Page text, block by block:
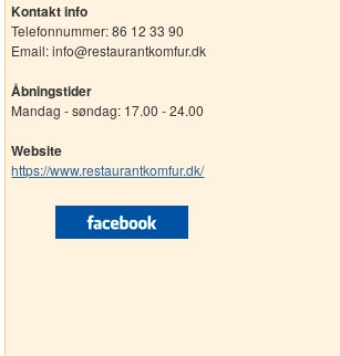
Kontakt info
Telefonnummer: 86 12 33 90
Email: info@restaurantkomfur.dk
Åbningstider
Mandag - søndag: 17.00 - 24.00
Website
https://www.restaurantkomfur.dk/